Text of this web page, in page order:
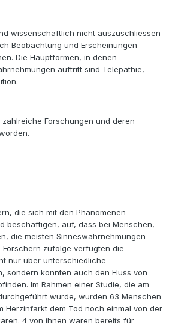
wissenschaftlich nicht auszuschliessen
Beobachtung und Erscheinungen
Die Hauptformen, in denen
auftritt sind Telepathie,
Forschungen und deren
die sich mit den Phänomenen
beschäftigen, auf, dass bei Menschen,
die meisten Sinneswahrnehmungen
zufolge verfügten die
nur über unterschiedliche
sondern konnten auch den Fluss von
Im Rahmen einer Studie, die am
wurde, wurden 63 Menschen
Herzinfarkt dem Tod noch einmal von der
4 von ihnen waren bereits für